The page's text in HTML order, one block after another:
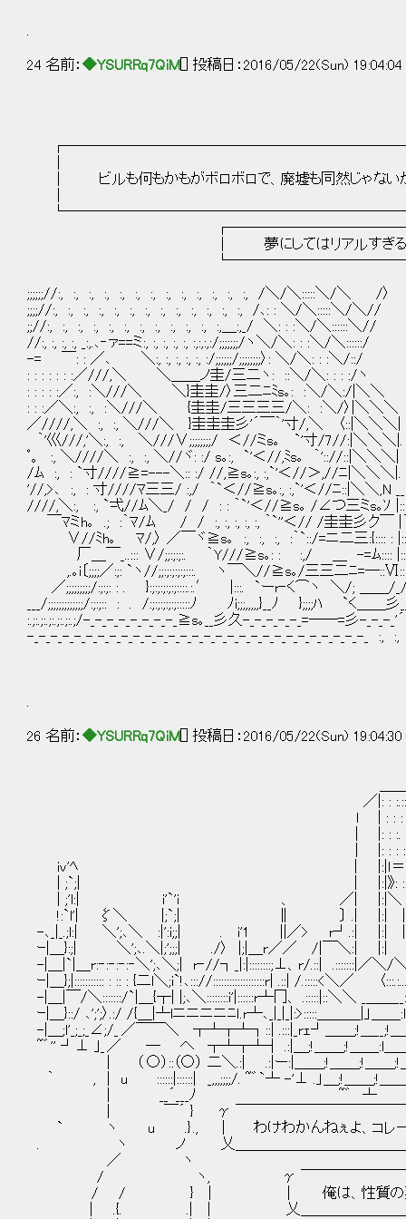
24 名前： ◆YSURRq7QiM [] 投稿日：2016/05/22(Sun) 19:04:04
│ ビルも何もかもがボロボロで、廃墟も同然じゃ
│ 夢にしてはリアルすぎる――
;;;;;;//:, :, :, :, :, :, :, :, :, :, :, :, :, /＼/＼
;;;;//:, :, :, :, :, :, :, :, :, :, :, :, :, /､: : ＼/＼
;;//:, :, :, :, :, :, :, :, :, :, :, :,＿:,_/ ＼: : :＼/＼
//:, :, :, :, _:,.､‐ァ==ミ:, :, :, :, :, :,:,:,:/;;;;;;;/ヽ＼/
-= ￣: : ／､ ＼:, :, :, :, :, :/;;;;;;/;;;;;;;;〉: ＼/
: : : : : : :／///,＼ ＼＿＿ノ圭/三二ヽ: ::＼/
: : : : :／:, :＼///＼ ＼}圭圭/〉三二ﾆﾐs｡: :＼/
: : :／＼:, :, :＼///＼ {圭圭/三三三三/＼: :＼/
／////,＼ :, :, ＼///＼ }圭圭圭彡'´￣｀'寸/,＼
｀'巛///,'＼:, :, ＼///∨;;;;;;;;/ ＜//ミs｡ `'寸/
ﾟ。 :, ＼////＼ :, :, ＼//ヾ: :/ s｡:, `'＜//,ﾐs｡ ｀
/ﾑ :, : `寸////≧=---＼:: :/ //,≧s｡:, :,`'＜//＞,//ﾆ
'//,>､ :, : 寸////ﾏ三三/ :,/ ｀`＜//≧s｡:, :,`'＜//ﾆ
////,＼:, :, `弌//ﾑ＼_/ / / : : ｀`'＜//≧s｡ /∠つ三ミs
￣ﾏミh｡ .; :｀ﾏ/ﾑ / / :, :, :, :, :, ｀`''＜// /圭圭彡ク￣ |
∨//ﾐh｡ ﾏ/,〉 ／￣ヾ≧s｡ :, :, :, :｀`::/=ニ二三:{:::: : |::|
厂＿￣_..::: ∨/;;:;:;:. ｀Y///≧s｡: : :,/ ＿ -=ﾑ:::: |::|ニ
,.｡i〔;;;;／:;: `ヽ//;;:;:;:;:;:::. ヽ￣＼//≧s｡/三三二ﾆ=─::Ⅵ::|ニ
／;;;;;;;;;/:;:;: : . }:;:;:;:;:;::::.:.′ |:::. `ーr‐く⌒ヽ ＼/; ＿＿/_/
___/;;;;;;;;;;;;;/:;:;:: : . /:;:;:;:;:;:::::ﾉ ﾉi;;;,,,,,}__ﾉ };;;;ﾊ `く＿＿
:.;:.;:.;:.;:.;:.;/-_-_-_-_-_-_-_-_≧s｡__彡久-_-_-_-_-_=──=彡-_-
-_-_-_-_-_-_-_-_-_-_-_-_-_-_-_-_-_-_-_-_-_-_-_-_-_-_-_-_-_
26 名前： ◆YSURRq7QiM [] 投稿日：2016/05/22(Sun) 19:04:30
／|: :
l | : : :
| |: : :.
| |: : :
iv'ﾍ | |:|ｌ＝
| ;`;| | |:|》:
| ;'l:| i'`'i 、 ／| |:|＼
!:`l'| ζ＼ |;`;| ∥ 〕 .| |:| || | ./
-､_|_.;l:| ＼';､＼ :|':i;;| . i'1 ||／> r┘.:| |:| ||::|
ｰ|＿}:;| ＼';､.＼|;';;;| ./〉 |;|＿r／／ /|￣＼:| |:| ￣ .:〃
-|＿|`|＿r:‐:‐:‐:‐＼';､＼;| r‐//┐_|:|::::::::;⊥、r/.::| .:::::::|／＼/
ｰ|＿};|::::::::::: : :: : {二l＼;i`!､::://:::::::::::::::::::r| .::| /.:::::<＼／ 〈
-|＿|￣/＼:::::::/`|＿{┬| |;､＼::::::::i'|::::::r┴冂、 .:::::|::＼＼ _＿＿
ｰ|＿}::/ ､';';〉.:/ /{＿|┴lニニニニﾆｌ.r┴､_|_|_|:>:::::＿＿＿|」＿＿
-|＿;l'_;_;_∠;/_ ／￣￣＼ ┬┴┬┴┐::| .:::|_rｪ┘＿＿;!＿__;!＿＿
~゛'' ┘⊥ ｣_ ／ ― へ ┬┴┬┴┤ .:|＿;!＿＿;!＿＿:l＿＿;!＿＿
| （ ○）::（○） 二＼.:| .:|ー:|＿＿;!＿＿;!＿＿;!＿
｀ , | u ::::::|::::::| _,,,;;;;/. ~゛`┴ -'⊥ .」＿;!＿＿;!＿＿
| __´___ﾉ ~゛ ┴ ::/￣.￣'"ヽ
| ￣´ } γ ￣￣￣￣￣￣￣￣￣￣￣￣￣￣ヽ
` ヽ u .} ., ｜ わけわかんねぇよ、コレ―― |
. ヽ ノ 乂＿＿＿＿＿＿＿＿＿＿＿＿
／ ヽ
/ ヽ, γ ￣￣￣￣￣￣￣￣￣￣￣￣
/ / } | ｜ 俺は、性質の悪い幻で
| .{. .| | 乂＿＿＿＿＿＿＿＿＿＿＿＿